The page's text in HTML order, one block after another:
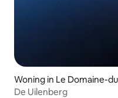
Woning in Le Domaine-
De Uilenberg